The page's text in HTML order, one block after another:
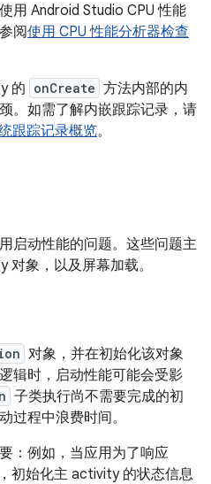
用 Android Studio CPU 性能
阅使用 CPU 性能分析器检查
的 onCreate 方法内部的内
。如需了解内嵌跟踪记录，请
跟踪记录概览。
启动性能的问题。这些问题主
象，以及屏幕加载。
对象，并在初始化该对象
辑时，启动性能可能会受影
子类执行尚不需要完成的初
过程中浪费时间。
：例如，当应用为了响应
初始化主 activity 的状态信息